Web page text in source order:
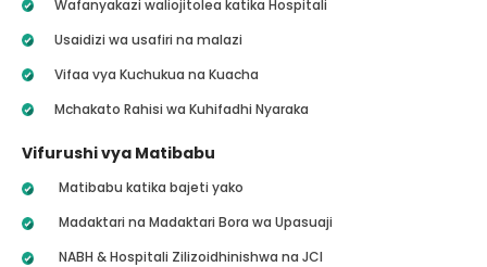
Wafanyakazi waliojitolea katika Hospitali
Usaidizi wa usafiri na malazi
Vifaa vya Kuchukua na Kuacha
Mchakato Rahisi wa Kuhifadhi Nyaraka
Vifurushi vya Matibabu
Matibabu katika bajeti yako
Madaktari na Madaktari Bora wa Upasuaji
NABH & Hospitali Zilizoidhinishwa na JCI